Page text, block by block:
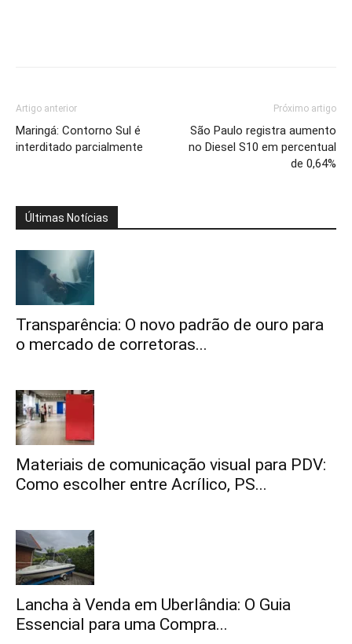
Artigo anterior
Maringá: Contorno Sul é
interditado parcialmente
Próximo artigo
São Paulo registra aumento
no Diesel S10 em percentual
de 0,64%
Últimas Notícias
Transparência: O novo padrão de ouro para
o mercado de corretoras...
Materiais de comunicação visual para PDV:
Como escolher entre Acrílico, PS...
Lancha à Venda em Uberlândia: O Guia
Essencial para uma Compra...